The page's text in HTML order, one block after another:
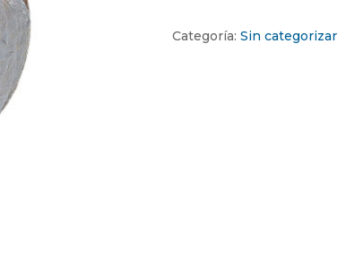
Categoría: Sin categorizar